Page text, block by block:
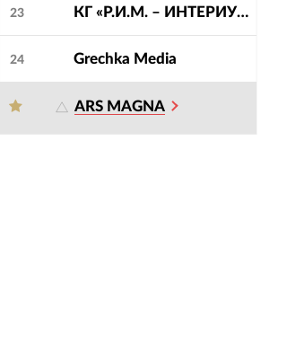
23 КГ «Р.И.М. – ИНТЕРИУМ»
24 Grechka Media
ARS MAGNA